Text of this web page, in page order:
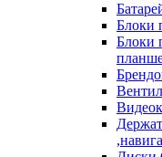
Блоки
Блоки